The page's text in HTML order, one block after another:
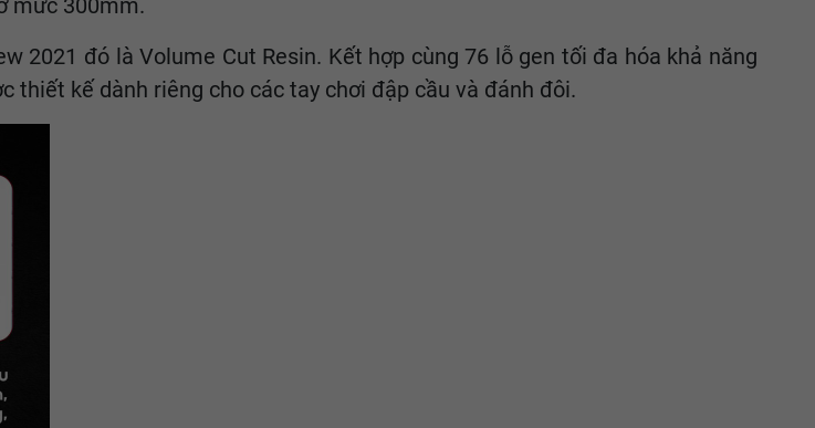
mức 300mm.
2021 đó là Volume Cut Resin. Kết hợp cùng 76 lỗ gen tối đa hóa khả năng
thiết kế dành riêng cho các tay chơi đập cầu và đánh đôi.